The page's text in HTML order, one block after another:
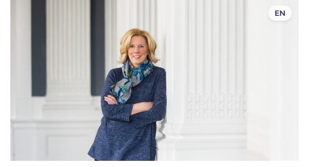
EN